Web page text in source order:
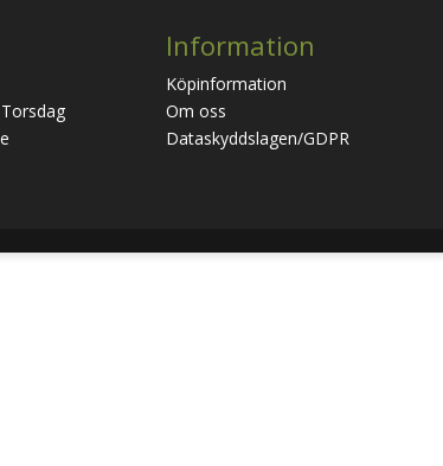
Information
Köpinformation
Om oss
Dataskyddslagen/GDPR